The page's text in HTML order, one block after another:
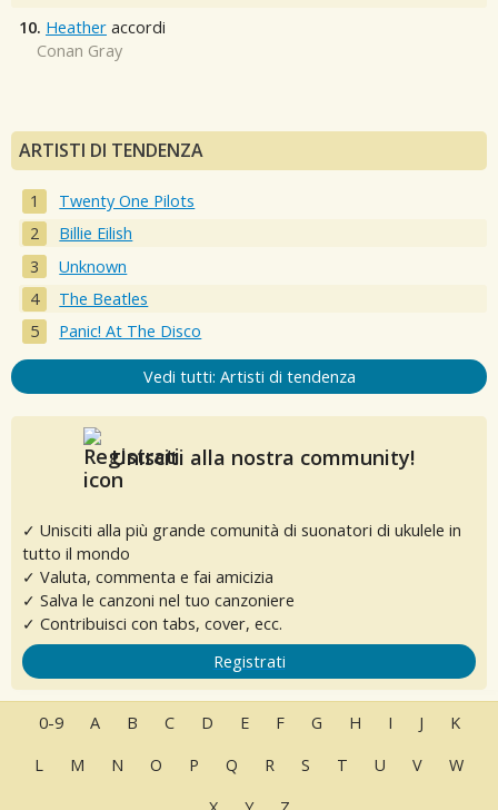
10. Heather accordi
Conan Gray
ARTISTI DI TENDENZA
Twenty One Pilots
Billie Eilish
Unknown
The Beatles
Panic! At The Disco
Vedi tutti: Artisti di tendenza
Unisciti alla nostra community!
✓ Unisciti alla più grande comunità di suonatori di ukulele in
tutto il mondo
✓ Valuta, commenta e fai amicizia
✓ Salva le canzoni nel tuo canzoniere
✓ Contribuisci con tabs, cover, ecc.
Registrati
0-9 A B C D E F G H I J
K
L
M N O P Q R S T U V
W